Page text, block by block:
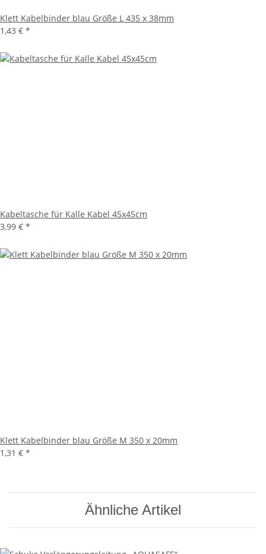
Klett Kabelbinder blau Größe L 435 x 38mm
1,43 € *
Kabeltasche für Kalle Kabel 45x45cm
3,99 € *
Klett Kabelbinder blau Größe M 350 x 20mm
1,31 € *
Ähnliche Artikel